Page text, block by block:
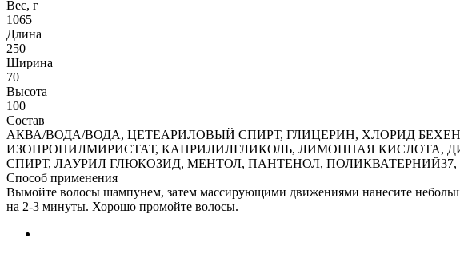
Вес, г
1065
Длина
250
Ширина
70
Высота
100
Состав
АКВА/ВОДА/ВОДА, ЦЕТЕАРИЛОВЫЙ СПИРТ, ГЛИЦЕРИН, ХЛОРИД
ИЗОПРОПИЛМИРИСТАТ, КАПРИЛИЛГЛИКОЛЬ, ЛИМОННАЯ КИСЛОТА,
СПИРТ, ЛАУРИЛ ГЛЮКОЗИД, МЕНТОЛ, ПАНТЕНОЛ,
Способ применения
Вымойте волосы шампунем, затем массирующими движениями нанесите
на 2-3 минуты. Хорошо промойте волосы.